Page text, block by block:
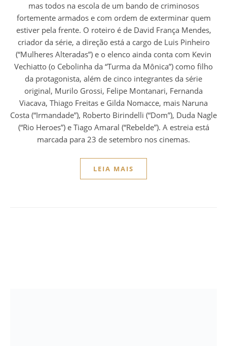
mas todos na escola de um bando de criminosos
fortemente armados e com ordem de exterminar quem
estiver pela frente. O roteiro é de David França Mendes,
criador da série, a direção está a cargo de Luis Pinheiro
(“Mulheres Alteradas”) e o elenco ainda conta com Kevin
Vechiatto (o Cebolinha da “Turma da Mônica”) como filho
da protagonista, além de cinco integrantes da série
original, Murilo Grossi, Felipe Montanari, Fernanda
Viacava, Thiago Freitas e Gilda Nomacce, mais Naruna
Costa (“Irmandade”), Roberto Birindelli (“Dom”), Duda Nagle
(“Rio Heroes”) e Tiago Amaral (“Rebelde”). A estreia está
marcada para 23 de setembro nos cinemas.
LEIA MAIS